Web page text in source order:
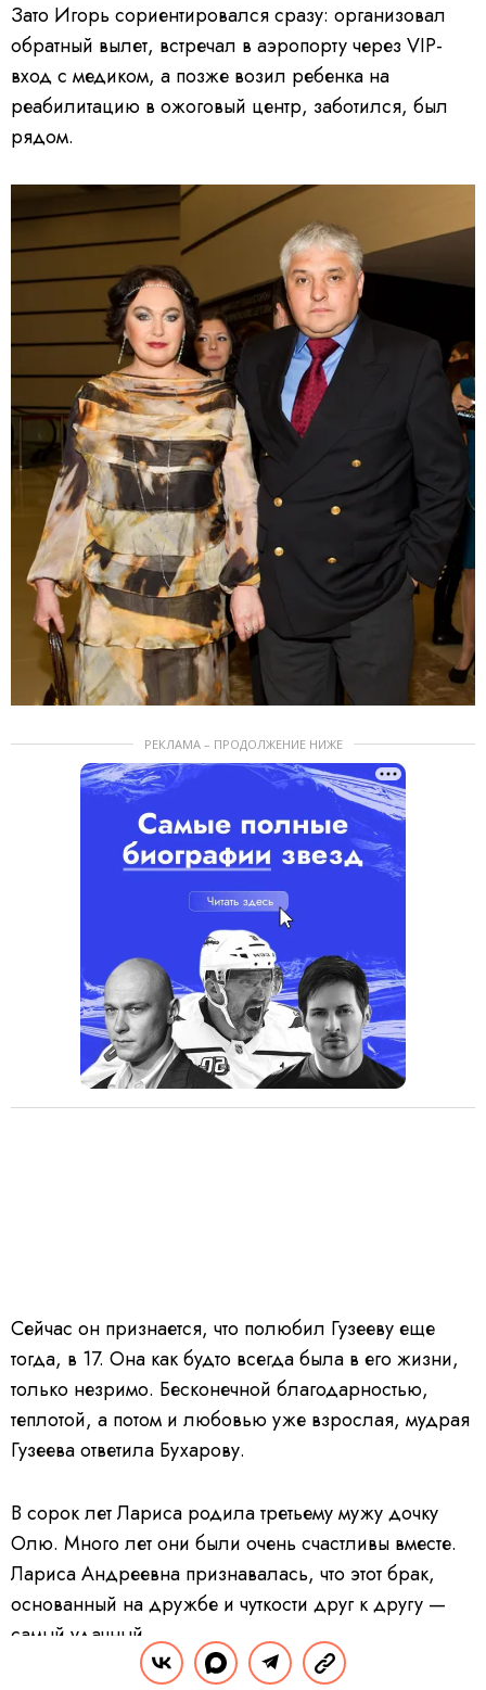
Зато Игорь сориентировался сразу: организовал
обратный вылет, встречал в аэропорту через VIP-
вход с медиком, а позже возил ребенка на
реабилитацию в ожоговый центр, заботился, был
рядом.
РЕКЛАМА – ПРОДОЛЖЕНИЕ НИЖЕ
Сейчас он признается, что полюбил Гузееву еще
тогда, в 17. Она как будто всегда была в его жизни,
только незримо. Бесконечной благодарностью,
теплотой, а потом и любовью уже взрослая, мудрая
Гузеева ответила Бухарову.
В сорок лет Лариса родила третьему мужу дочку
Олю. Много лет они были очень счастливы вместе.
Лариса Андреевна признавалась, что этот брак,
основанный на дружбе и чуткости друг к другу —
самый удачный.